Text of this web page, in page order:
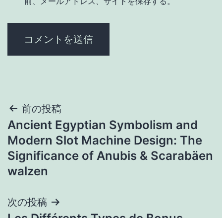
投
稿
ナ
ビ
ゲ
前の投稿
Ancient Egyptian Symbolism and
Modern Slot Machine Design: The
Significance of Anubis & Scarabäen
walzen
次の投稿